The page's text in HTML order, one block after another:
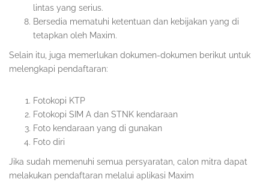
lintas yang serius.
Bersedia mematuhi ketentuan dan kebijakan yang di
tetapkan oleh Maxim.
Selain itu, juga memerlukan dokumen-dokumen berikut untuk
melengkapi pendaftaran:
Fotokopi KTP
Fotokopi SIM A dan STNK kendaraan
Foto kendaraan yang di gunakan
Foto diri
Jika sudah memenuhi semua persyaratan, calon mitra dapat
melakukan pendaftaran melalui aplikasi Maxim